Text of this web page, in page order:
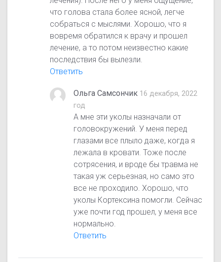
что голова стала более ясной, легче
собраться с мыслями. Хорошо, что я
вовремя обратился к врачу и прошел
лечение, а то потом неизвестно какие
последствия бы вылезли.
Ответить
Ольга Самсончик 16 декабря, 2022
год
А мне эти уколы назначали от
головокружений. У меня перед
глазами все плыло даже, когда я
лежала в кровати. Тоже после
сотрясения, и вроде бы травма не
такая уж серьезная, но само это
все не проходило. Хорошо, что
уколы Кортексина помогли. Сейчас
уже почти год прошел, у меня все
нормально.
Ответить